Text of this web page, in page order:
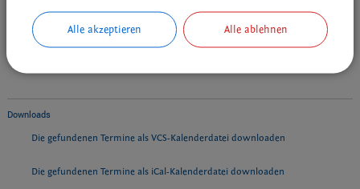
Weiterführende Links
Wiederkehrende Termine der Bubenreuther Vereine, Gruppen und
Downloads
Die gefundenen Termine als VCS-Kalenderdatei downloaden
Die gefundenen Termine als iCal-Kalenderdatei downloaden
Alle akzeptieren Alle ablehnen